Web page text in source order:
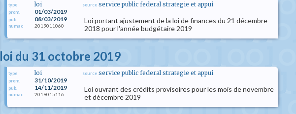
type loi
prom. 01/03/2019
pub. 08/03/2019
numac 2019011060
source service public federal strategie et appui
Loi portant ajustement de la loi de finances du 21 décembre
2018 pour l'année budgétaire 2019
loi du 31 octobre 2019
type loi
prom. 31/10/2019
pub. 14/11/2019
numac 2019015116
source service public federal strategie et appui
Loi ouvrant des crédits provisoires pour les mois de novembre
et décembre 2019